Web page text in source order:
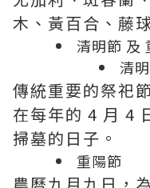
木、黃百合、藤
清明節 及
清
傳統重要的祭祀
在每年的 4 月 4
掃墓的日子。
重陽節